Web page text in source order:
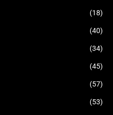
(18)
(40)
(34)
(45)
(57)
(53)